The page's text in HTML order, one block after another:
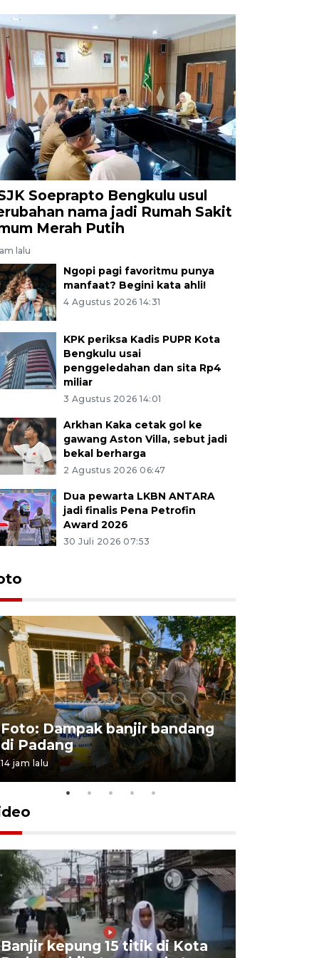
Soeprapto Bengkulu usul
nama jadi Rumah Sakit
Merah Putih
lalu
Ngopi pagi favoritmu punya
manfaat? Begini kata ahli!
4 Agustus 2026 14:31
KPK periksa Kadis PUPR Kota
Bengkulu usai
penggeledahan dan sita Rp4
miliar
3 Agustus 2026 14:01
Arkhan Kaka cetak gol ke
gawang Aston Villa, sebut jadi
bekal berharga
2 Agustus 2026 06:47
Dua pewarta LKBN ANTARA
jadi finalis Pena Petrofin
Award 2026
30 Juli 2026 07:53
Foto: Dampak banjir bandang
di Padang
14 jam lalu
Banjir kepung 15 titik di Kota